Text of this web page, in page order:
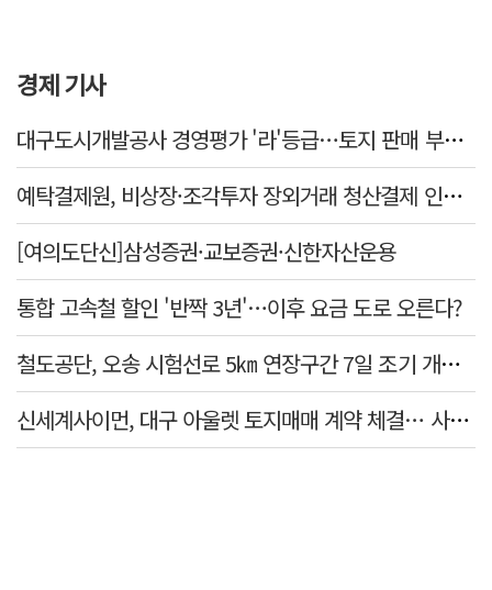
경제 기사
대구도시개발공사 경영평가 '라'등급…토지 판매 부진에 1년 만에 두 단계 '뚝'
예탁결제원, 비상장·조각투자 장외거래 청산결제 인프라 구축 착수…연내 가동
[여의도단신]삼성증권·교보증권·신한자산운용
통합 고속철 할인 '반짝 3년'…이후 요금 도로 오른다?
철도공단, 오송 시험선로 5㎞ 연장구간 7일 조기 개통…LA 메트로 사업 지원
신세계사이먼, 대구 아울렛 토지매매 계약 체결… 사업 본궤도